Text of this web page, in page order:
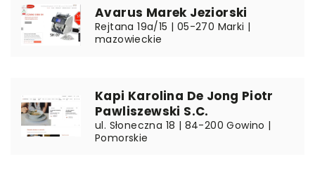
Avarus Marek Jeziorski
Rejtana 19a/15 | 05-270 Marki |
mazowieckie
Kapi Karolina De Jong Piotr
Pawliszewski S.C.
ul. Słoneczna 18 | 84-200 Gowino |
Pomorskie